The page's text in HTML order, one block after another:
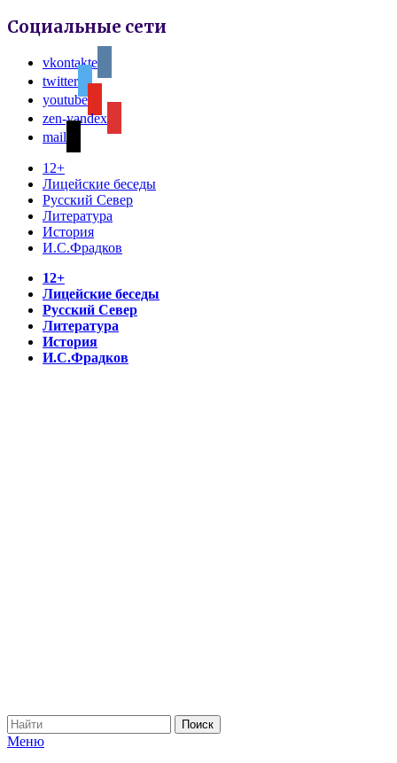
Социальные сети
vkontakte
twitter
youtube
zen-yandex
mail
12+
Лицейские беседы
Русский Север
Литература
История
И.С.Фрадков
12+
Лицейские беседы
Русский Север
Литература
История
И.С.Фрадков
Меню